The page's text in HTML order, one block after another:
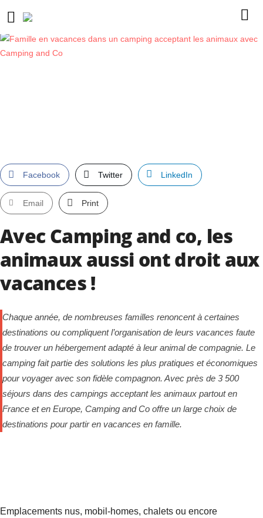
Facebook Twitter LinkedIn
Email Print
Avec Camping and co, les
animaux aussi ont droit aux
vacances !
Chaque année, de nombreuses familles renoncent à certaines
destinations ou compliquent l’organisation de leurs vacances faute
de trouver un hébergement adapté à leur animal de compagnie. Le
camping fait partie des solutions les plus pratiques et économiques
pour voyager avec son fidèle compagnon. Avec près de 3 500
séjours dans des campings acceptant les animaux partout en
France et en Europe, Camping and Co offre un large choix de
destinations pour partir en vacances en famille.
Emplacements nus, mobil-homes, chalets ou encore